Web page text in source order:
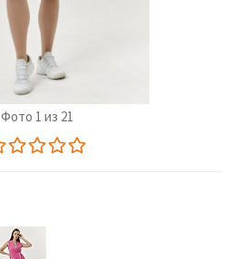
Фото 1 из 21